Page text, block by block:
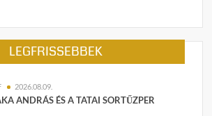
LEGFRISSEBBEK
2026.08.09.
ANDRÁS ÉS A TATAI SORTŰZPER